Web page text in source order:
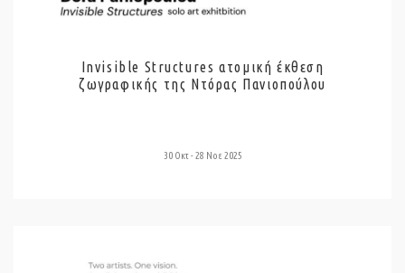
Invisible Structures ατομική έκθεση
ζωγραφικής της Ντόρας Πανιοπούλου
30 Οκτ - 28 Νοε 2025